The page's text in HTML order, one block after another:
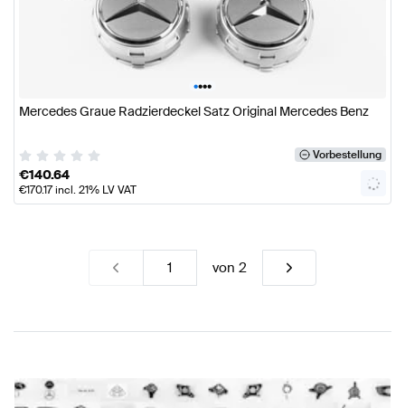
••••
Mercedes Graue Radzierdeckel Satz Original Mercedes Benz
Vorbestellung
€140.64
€170.17incl. 21% LV VAT
von 2